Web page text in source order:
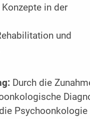
in der
und
Durch die
Psychoonkologie